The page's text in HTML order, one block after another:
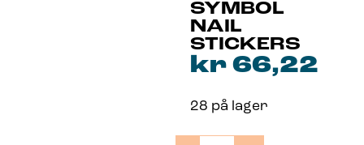
SYMBOL
NAIL
STICKERS
kr 66,22
28 på lager